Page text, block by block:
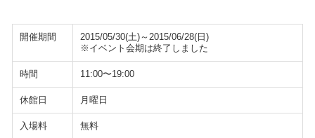
開催期間
2015/05/30(土)～2015/06/28(日)
※イベント会期は終了しました
時間 11:00〜19:00
休館日 月曜日
入場料 無料